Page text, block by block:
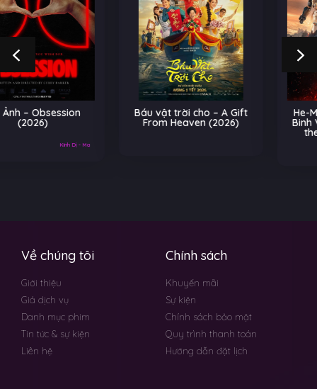
Báu vật trời cho – A Gift
From Heaven (2026)
He-Man và Những Chiến
Binh Vũ Trụ – Masters of
the Universe (2026)
Về chúng tôi
Giới thiệu
Giá dịch vụ
Danh mục phim
Tin tức & sự kiện
Liên hệ
Chính sách
Khuyến mãi
Sự kiện
Chính sách bảo mật
Quy trình thanh toán
Hướng dẫn đặt lịch